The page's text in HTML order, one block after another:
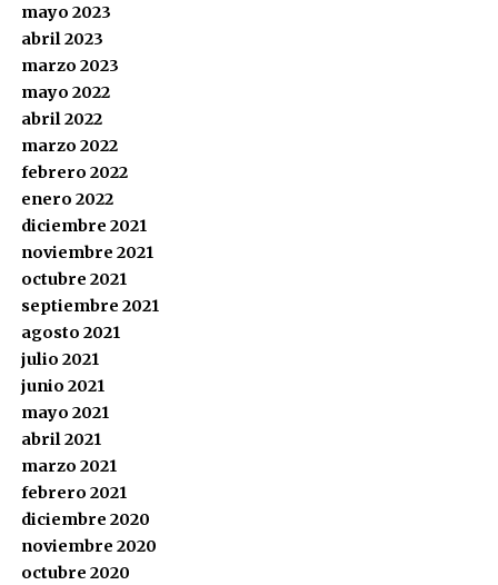
mayo 2023
abril 2023
marzo 2023
mayo 2022
abril 2022
marzo 2022
febrero 2022
enero 2022
diciembre 2021
noviembre 2021
octubre 2021
septiembre 2021
agosto 2021
julio 2021
junio 2021
mayo 2021
abril 2021
marzo 2021
febrero 2021
diciembre 2020
noviembre 2020
octubre 2020